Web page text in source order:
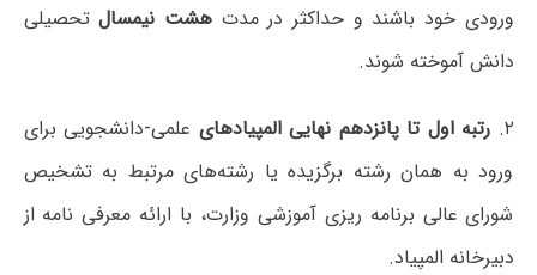
ورودی خود باشند و حداکثر در مدتهشت نیمسالتحصیلی
دانش آموخته شوند.
۲. رتبه اول تا پانزدهم نهایی المپیادهای علمی-دانشجویی برای
ورود به همان رشته برگزیده یا رشته‌های مرتبط به تشخیص
شورای عالی برنامه ریزی آموزشی وزارت، با ارائه معرفی نامه از
دبیرخانه المپیاد.